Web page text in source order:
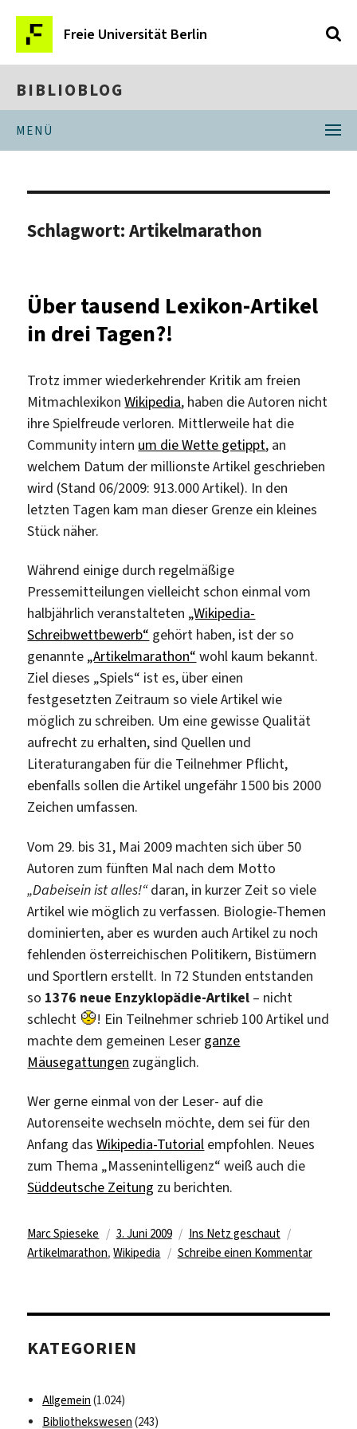
Freie Universität Berlin
BIBLIOBLOG
MENÜ
Schlagwort:Artikelmarathon
Über tausend Lexikon-Artikel
in drei Tagen?!
Trotz immer wiederkehrender Kritik am freien
MitmachlexikonWikipedia, haben die Autoren nicht
ihre Spielfreude verloren. Mittlerweile hat die
Community intern um die Wette getippt, an
welchem Datum der millionste Artikel geschrieben
wird (Stand 06/2009: 913.000 Artikel). In den
letzten Tagen kam man dieser Grenze ein kleines
Stück näher.
Während einige durch regelmäßige
Pressemitteilungen vielleicht schon einmal vom
halbjährlich veranstalteten „Wikipedia-
Schreibwettbewerb“ gehört haben, ist der so
genannte „Artikelmarathon“ wohl kaum bekannt.
Ziel dieses „Spiels“ ist es, über einen
festgesetzten Zeitraum so viele Artikel wie
möglich zu schreiben. Um eine gewisse Qualität
aufrecht zu erhalten, sind Quellen und
Literaturangaben für die Teilnehmer Pflicht,
ebenfalls sollen die Artikel ungefähr 1500 bis 2000
Zeichen umfassen.
Vom 29. bis 31, Mai 2009 machten sich über 50
Autoren zum fünften Mal nach dem Motto
„Dabeisein ist alles!“daran, in kurzer Zeit so viele
Artikel wie möglich zu verfassen. Biologie-Themen
dominierten, aber es wurden auch Artikel zu noch
fehlenden österreichischen Politikern, Bistümern
und Sportlern erstellt. In 72 Stunden entstanden
so 1376 neue Enzyklopädie-Artikel – nicht
schlecht
! Ein Teilnehmer schrieb 100 Artikel und
machte dem gemeinen Leser ganze
Mäusegattungen zugänglich.
Wer gerne einmal von der Leser- auf die
Autorenseite wechseln möchte, dem sei für den
Anfang dasWikipedia-Tutorial empfohlen. Neues
zum Thema „Massenintelligenz“ weiß auch die
Süddeutsche Zeitung zu berichten.
Autor
Marc Spieseke
Veröffentlicht
am
3. Juni 2009 Kategorien
Ins Netz geschaut
Artikelmarathon,Wikipedia Schreibe einen Kommentarzu
Lexikon-
KATEGORIEN
Allgemein (1.024)
Bibliothekswesen (243)